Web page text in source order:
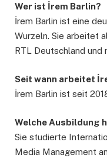
Wer ist İrem Barlin?
İrem Barlin ist eine
Wurzeln. Sie arbeitet
RTL Deutschland und
Seit wann arbeitet
İrem Barlin ist seit
Welche Ausbildung
Sie studierte
Media Management